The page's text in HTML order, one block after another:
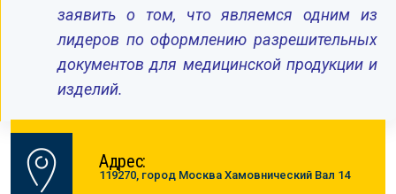
заявить о том, что являемся одним из
лидеров по оформлению разрешительных
документов для медицинской продукции и
изделий.
Адрес:
119270, город Москва Хамовнический Вал 14